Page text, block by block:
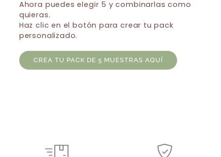
Ahora puedes elegir 5 y combinarlas como
quieras.
Haz clic en el botón para crear tu pack
personalizado.
CREA TU PACK DE 5 MUESTRAS AQUÍ